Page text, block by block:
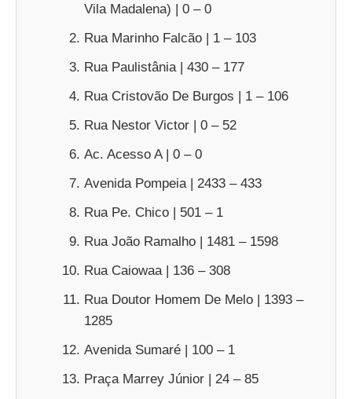
Vila Madalena) | 0 – 0
Rua Marinho Falcão | 1 – 103
Rua Paulistânia | 430 – 177
Rua Cristovão De Burgos | 1 – 106
Rua Nestor Victor | 0 – 52
Ac. Acesso A | 0 – 0
Avenida Pompeia | 2433 – 433
Rua Pe. Chico | 501 – 1
Rua João Ramalho | 1481 – 1598
Rua Caiowaa | 136 – 308
Rua Doutor Homem De Melo | 1393 –
1285
Avenida Sumaré | 100 – 1
Praça Marrey Júnior | 24 – 85